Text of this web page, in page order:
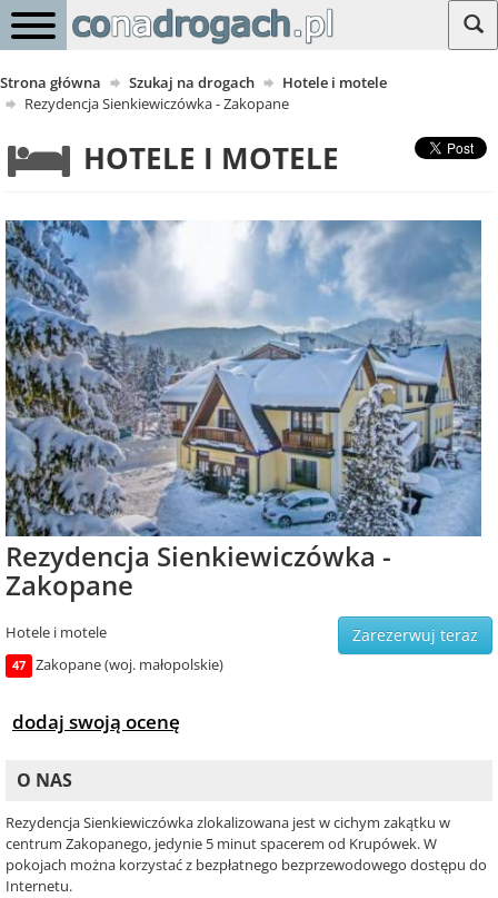
Strona główna Szukaj na drogach
Hotele i motele
Rezydencja Sienkiewiczówka - Zakopane
HOTELE I MOTELE
Rezydencja Sienkiewiczówka -
Zakopane
Zarezerwuj teraz
Hotele i motele
47 Zakopane (woj. małopolskie)
dodaj swoją ocenę
O NAS
Rezydencja Sienkiewiczówka zlokalizowana jest w cichym zakątku w
centrum Zakopanego, jedynie 5 minut spacerem od Krupówek. W
pokojach można korzystać z bezpłatnego bezprzewodowego dostępu do
Internetu.